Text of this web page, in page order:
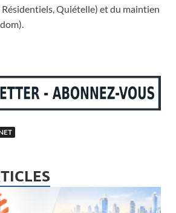
Résidentiels, Quiételle) et du maintien